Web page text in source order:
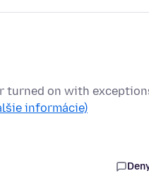
turned on with
informácie)